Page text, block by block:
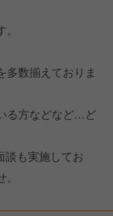
多数揃えておりま
る方などなど…ど
談も実施してお